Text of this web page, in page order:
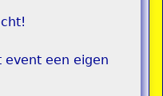
een eigen